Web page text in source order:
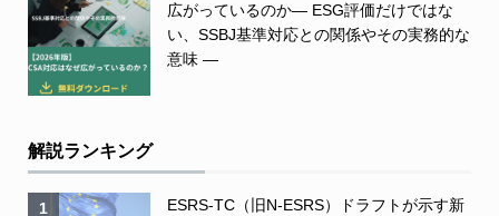
広がっているのか― ESG評価だけではな
い、SSBJ基準対応との関係やその実務的な
意味 ―
解説ランキング
1
ESRS-TC（旧N-ESRS）ドラフトが示す新